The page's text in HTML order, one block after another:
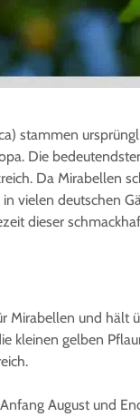
stammen
Die
Da Mirabellen
vielen deutschen
dieser
Mirabellen und hält
kleinen gelben
August und
4 Minuten
Die besten
6 Minuten